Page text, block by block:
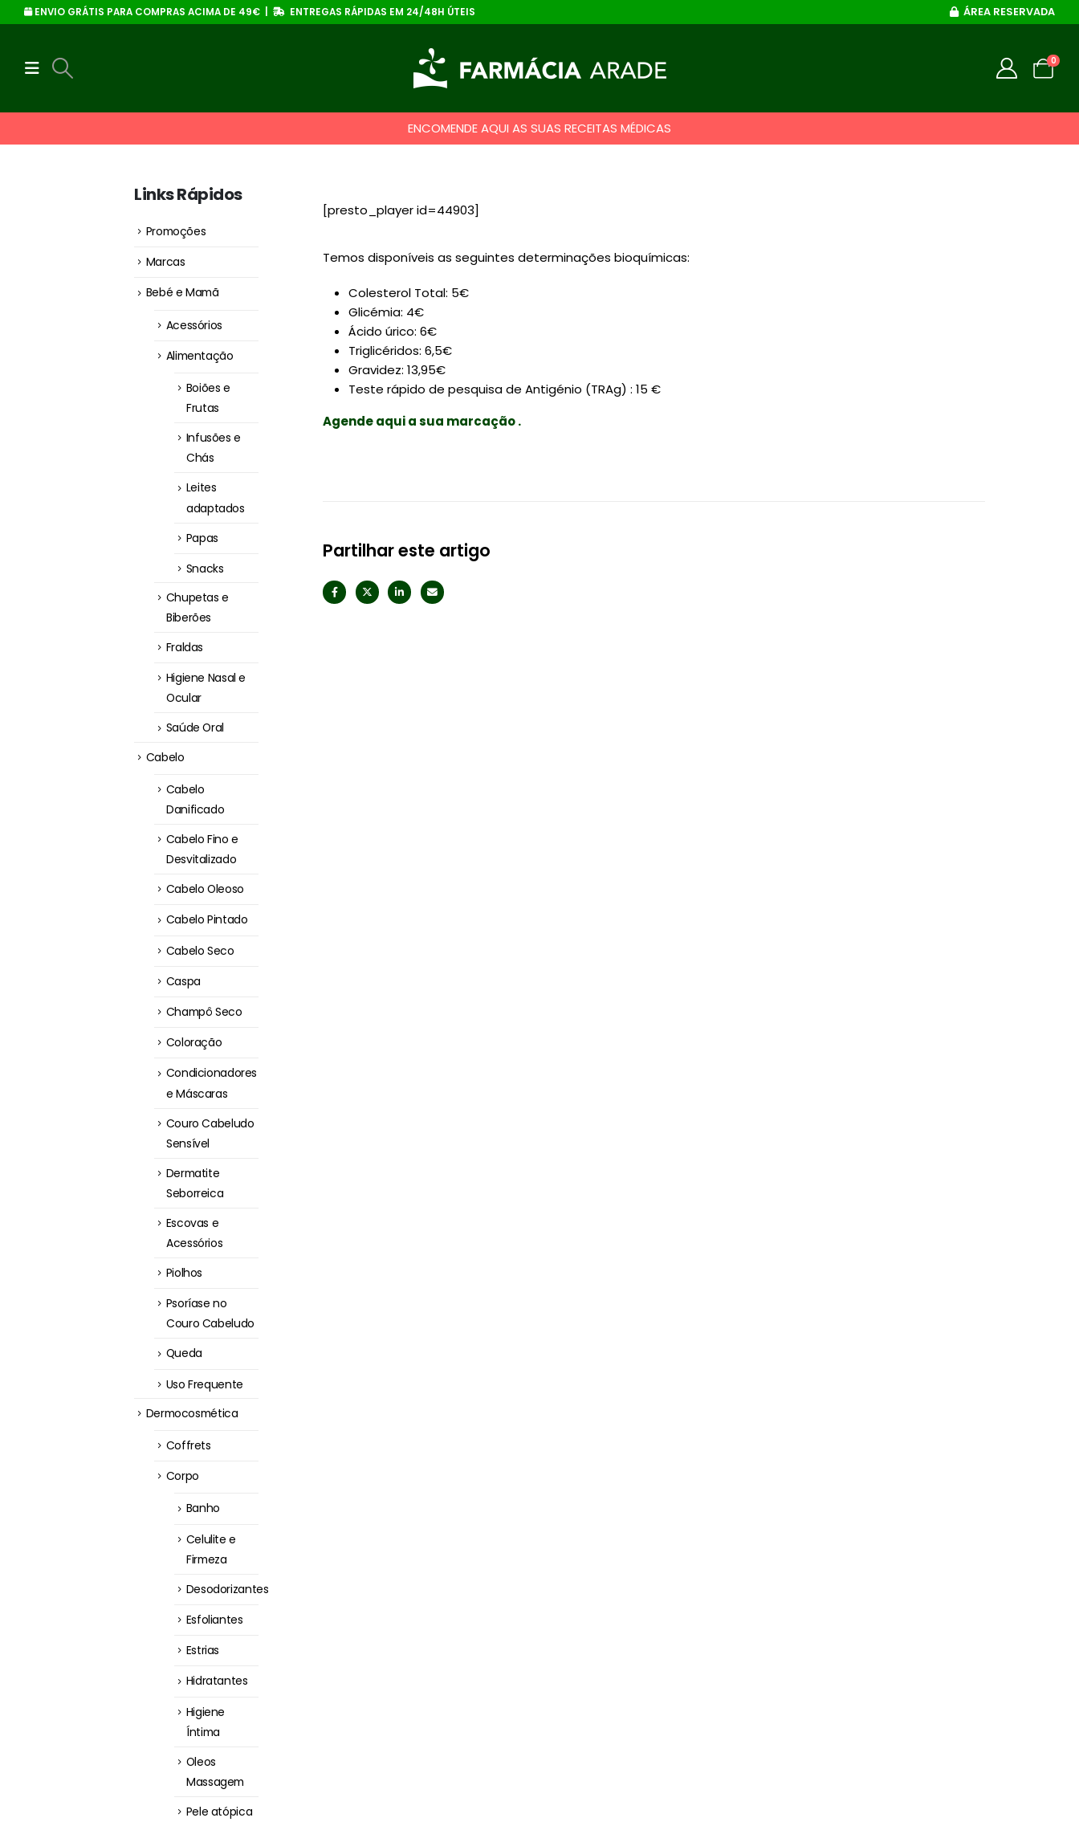
ENVIO GRÁTIS PARA COMPRAS ACIMA DE 49€ | ENTREGAS RÁPIDAS EM 24/48H ÚTEIS ÁREA RESERVADA
0
ENCOMENDE AQUI AS SUAS RECEITAS MÉDICAS
[presto_player id=44903]
Temos disponíveis as seguintes determinações bioquímicas:
Colesterol Total: 5€
Glicémia: 4€
Ácido úrico: 6€
Triglicéridos: 6,5€
Gravidez: 13,95€
Teste rápido de pesquisa de Antigénio (TRAg) : 15 €
Agende aqui a sua marcação .
Partilhar este artigo
Links Rápidos
Promoções
Marcas
Bebé e Mamã
Acessórios
Alimentação
Boiões e
Frutas
Infusões e
Chás
Leites
adaptados
Papas
Snacks
Chupetas e
Biberões
Fraldas
Higiene Nasal e
Ocular
Saúde Oral
Cabelo
Cabelo
Danificado
Cabelo Fino e
Desvitalizado
Cabelo Oleoso
Cabelo Pintado
Cabelo Seco
Caspa
Champô Seco
Coloração
Condicionadores
e Máscaras
Couro Cabeludo
Sensível
Dermatite
Seborreica
Escovas e
Acessórios
Piolhos
Psoríase no
Couro Cabeludo
Queda
Uso Frequente
Dermocosmética
Coffrets
Corpo
Banho
Celulite e
Firmeza
Desodorizantes
Esfoliantes
Estrias
Hidratantes
Higiene
Íntima
Oleos
Massagem
Pele atópica